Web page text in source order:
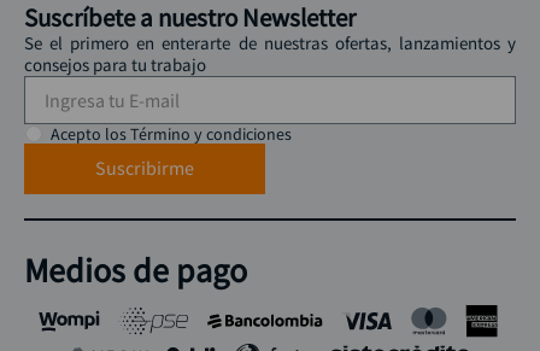
Suscríbete a nuestro Newsletter
Se el primero en enterarte de nuestras ofertas, lanzamientos y
consejos para tu trabajo
Acepto los Término y condiciones
Suscribirme
Medios de pago